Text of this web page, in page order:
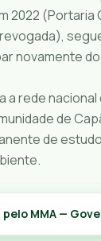
(Portaria
novamente
a rede
de
de
MMA —